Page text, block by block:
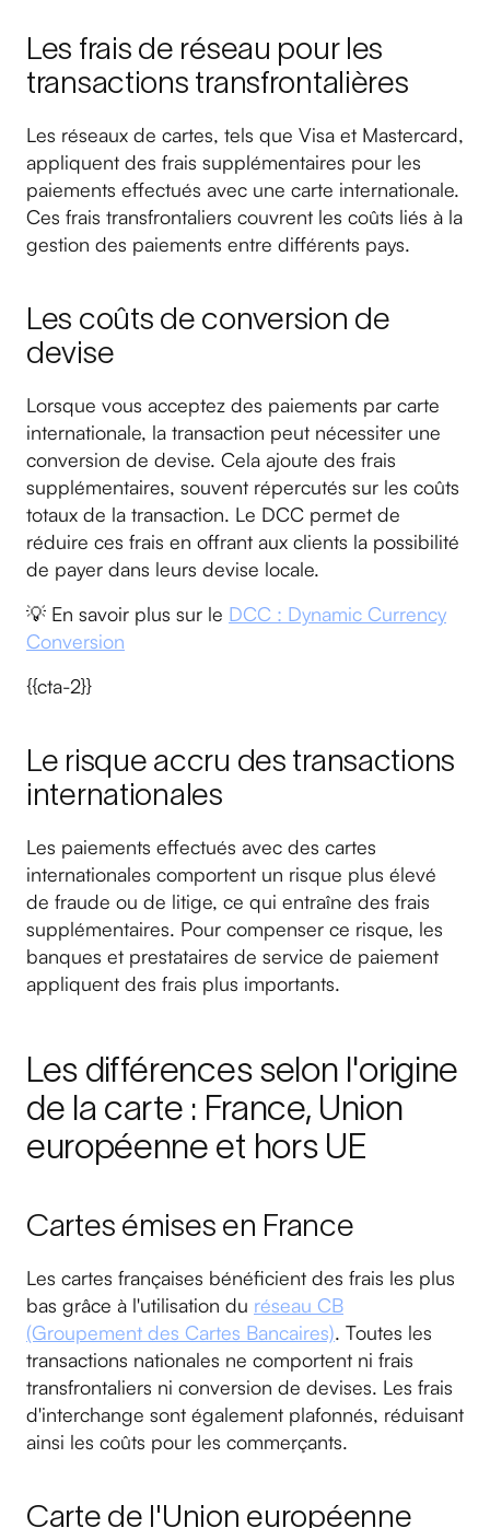
Les frais de réseau pour les
transactions transfrontalières
Les réseaux de cartes, tels que Visa et Mastercard,
appliquent des frais supplémentaires pour les
paiements effectués avec une carte internationale.
Ces frais transfrontaliers couvrent les coûts liés à la
gestion des paiements entre différents pays.
Les coûts de conversion de
devise
Lorsque vous acceptez des paiements par carte
internationale, la transaction peut nécessiter une
conversion de devise. Cela ajoute des frais
supplémentaires, souvent répercutés sur les coûts
totaux de la transaction. Le DCC permet de
réduire ces frais en offrant aux clients la possibilité
de payer dans leurs devise locale.
💡 En savoir plus sur le DCC : Dynamic Currency
Conversion
{{cta-2}}
Le risque accru des transactions
internationales
Les paiements effectués avec des cartes
internationales comportent un risque plus élevé
de fraude ou de litige, ce qui entraîne des frais
supplémentaires. Pour compenser ce risque, les
banques et prestataires de service de paiement
appliquent des frais plus importants.
Les différences selon l'origine
de la carte : France, Union
européenne et hors UE
Cartes émises en France
Les cartes françaises bénéficient des frais les plus
bas grâce à l'utilisation du réseau CB
(Groupement des Cartes Bancaires). Toutes les
transactions nationales ne comportent ni frais
transfrontaliers ni conversion de devises. Les frais
d'interchange sont également plafonnés, réduisant
ainsi les coûts pour les commerçants.
Carte de l'Union européenne